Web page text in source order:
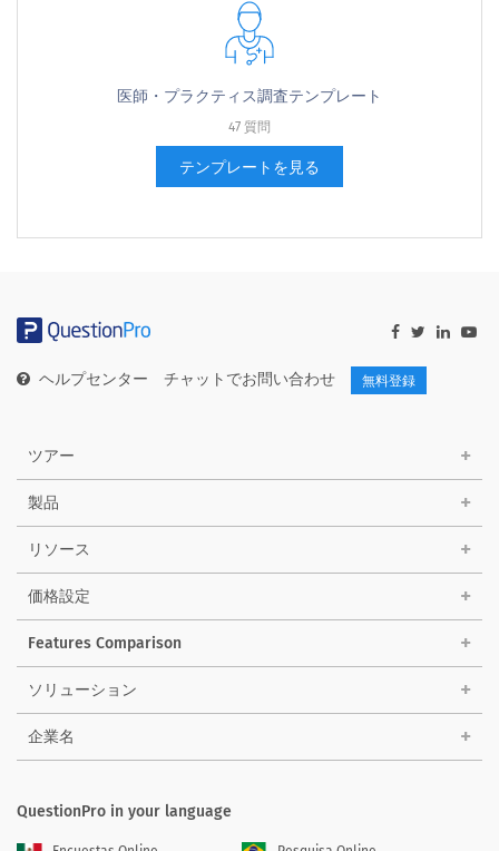
医師・プラクティス調査テンプレート
47 質問
テンプレートを見る
ヘルプセンター チャットでお問い合わせ 無料登録
ツアー
製品
リソース
価格設定
Features Comparison
ソリューション
企業名
QuestionPro in your language